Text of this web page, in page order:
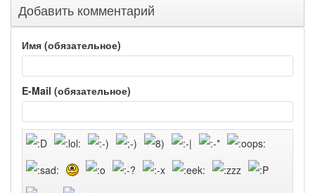
Добавить комментарий
Имя (обязательное)
E-Mail (обязательное)